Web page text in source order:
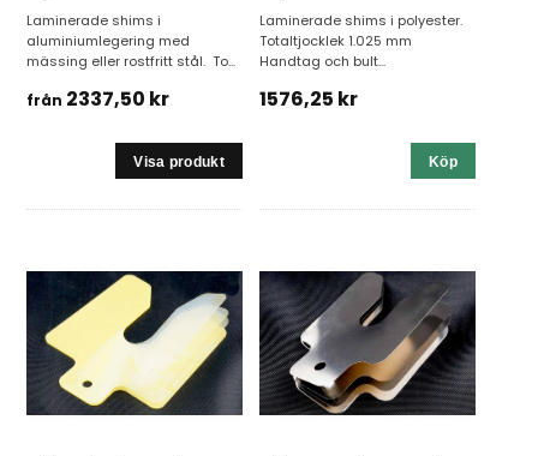
Laminerade shims i
aluminiumlegering med
mässing eller rostfritt stål. To...
från 2337,50 kr
Laminerade shims i polyester.
Totaltjocklek 1.025 mm
Handtag och bult...
1576,25 kr
Köp